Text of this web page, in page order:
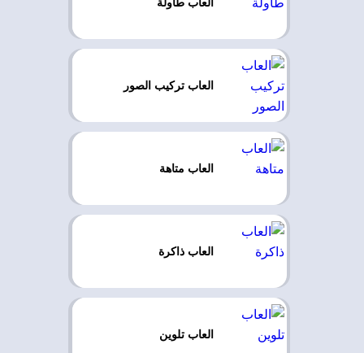
العاب تركيب الصور
العاب متاهة
العاب ذاكرة
العاب تلوين